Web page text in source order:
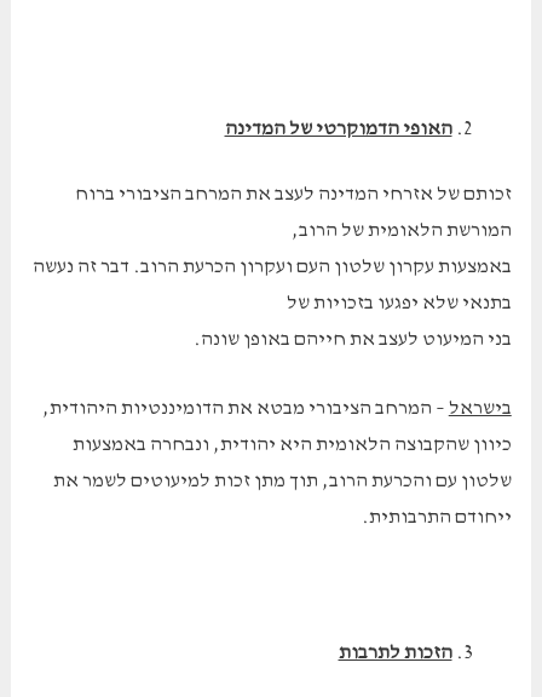
האופי הדמוקרטי של המדינה
זכותם של אזרחי המדינה לעצב את המרחב הציבורי ברוח
המורשת הלאומית של הרוב,
באמצעות עקרון שלטון העם ועקרון הכרעת הרוב. דבר זה נעשה
בתנאי שלא יפגעו בזכויות של
בני המיעוט לעצב את חייהם באופן שונה.
בישראל – המרחב הציבורי מבטא את הדומיננטיות היהודית,
כיוון שהקבוצה הלאומית היא יהודית, ונבחרה באמצעות
שלטון עם והכרעת הרוב, תוך מתן זכות למיעוטים לשמר את
ייחודם התרבותית.
הזכות לתרבות